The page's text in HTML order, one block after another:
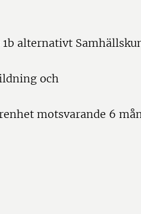
alternativt
och
motsvarande 6